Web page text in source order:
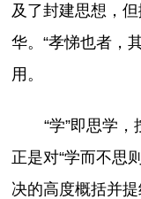
及了封建思想，
华。“孝悌也者，
用。
“学”即思学
正是对“学而不思
决的高度概括并提